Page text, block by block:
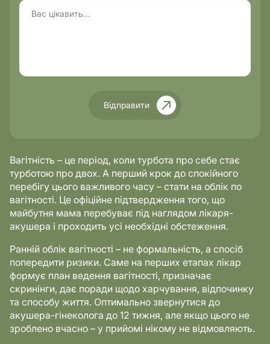
Відправити
Вагітність – це період, коли турбота про себе стає
турботою про двох. А перший крок до спокійного
перебігу цього важливого часу – стати на облік по
вагітності. Це офіційне підтвердження того, що
майбутня мама перебуває під наглядом лікаря-
акушера і проходить усі необхідні обстеження.
Ранній облік вагітності – не формальність, а спосіб
попередити ризики. Саме на перших етапах лікар
формує план ведення вагітності, призначає
скринінги, дає поради щодо харчування, відпочинку
та способу життя. Оптимально звернутися до
акушера-гінеколога до 12 тижня, але якщо цього не
зроблено вчасно – у прийомі нікому не відмовляють.